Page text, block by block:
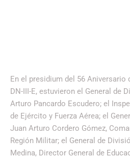
En el presidium del 56 Aniversario
DN-III-E, estuvieron el General de
Arturo Pancardo Escudero; el
de Ejército y Fuerza Aérea; el
Juan Arturo Cordero Gómez,
Región Militar; el General de
Medina, Director General de